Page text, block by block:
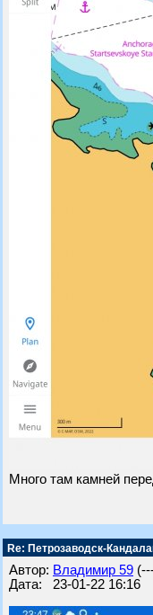
Много там камней
Re: Петрозаводск-
Автор: Владимир 59
Дата: 23-01-22 16:16